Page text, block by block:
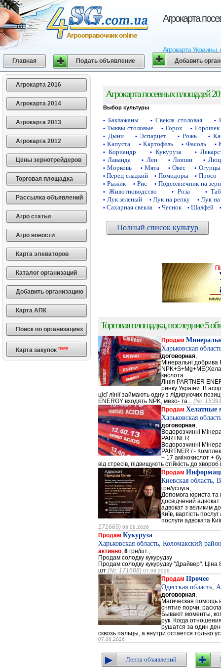
Агрокарта
Агрокарта
Агросправочник online
Главная Подать объявление Добавить
Агрокарта 2016
Агрокарта 2014
Агрокарта 2013
Агрокарта 2012
Цены зернотрейдеров
Торговая площадка
Рассылка объявлений
Агро статьи
Агро новости
Карта элеваторов
Каталог организаций
Добавить организацию
Карта АПК
Поиск по организациях
Карта закупок new
Агрокарта посевных площадей
Выбор культуры
• Баклажаны • Свекла столовая •
• Тыквы столовые • Горох • Горошек
• Дыни • Эспарцет • Рожь •
• Капуста • Картофель • Фасоль •
• Кориандр • Кукуруза •
• Лаванда • Лен • Люпин •
• Морковь • Мята • Овес • Огурцы
• Перец сладкий • Помидоры • Просо
• Рыжик • Рис • Подсолнечник на
• Животноводство • Роза •
• Лук зеленый • Лук на репку • Лук на
• Сахарная свекла • Чеснок • Шалфей •
Полный список культур
Торговая площадка, последние 5
Продам
Харьковская
договорная
Мінеральні добрива
кислота
Лінія PARTNER
ринку України. В
цієї лінії займають одну з лідируючих
ENERGY входять NPK, мезо- та... (№:
Продам Хелатные
Харьковская
договорная
Водорозчинні
PARTNER
Водорозчинні
PARTNER / -
+ 17 амінокислот +
від стресів, підвищують стійкість до хвороб
Продам
Киевская область,
грн/услуга,
Допомога юриста та
досвідчений
адвокат з великим
Київ, вартість
послуги адвоката
171669) 08.08.2026
Продам Кукуруза
Харьковская область, Коломакский
активно 8 грн/шт.,
Продам солодку кукурудзу
Продам солодку кукурудзу "Драйвер". Ціна
шт (№: 171668) 07.08.2026
Продам Прочее
Одесская область,
договорная
Магическая помощь
снятие порчи,
Бывают моменты,
рук. Когда
рушатся за один
сквозь пальцы, а внутри остается только
07.08.2026
Лента объявлений